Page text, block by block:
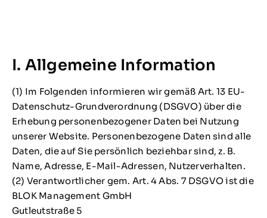
I. Allgemeine Information
(1) Im Folgenden informieren wir gemäß Art. 13 EU-
Datenschutz-Grundverordnung (DSGVO) über die
Erhebung personenbezogener Daten bei Nutzung
unserer Website. Personenbezogene Daten sind alle
Daten, die auf Sie persönlich beziehbar sind, z. B.
Name, Adresse, E-Mail-Adressen, Nutzerverhalten.
(2) Verantwortlicher gem. Art. 4 Abs. 7 DSGVO ist die
BLOK Management GmbH
Gutleutstraße 5